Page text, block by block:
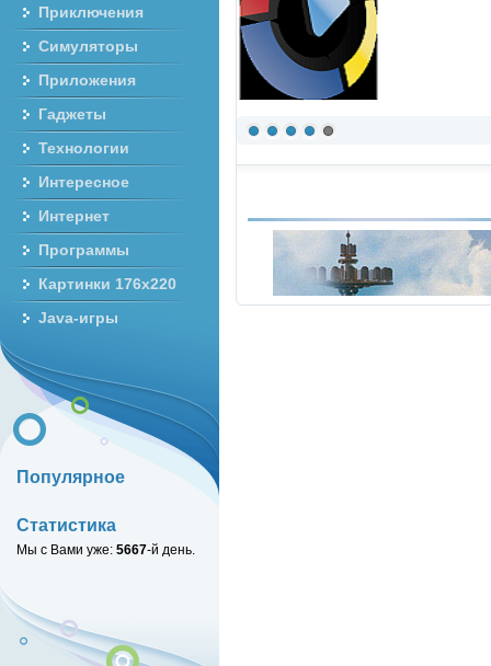
Приключения
Симуляторы
Приложения
Гаджеты
Технологии
Интересное
Интернет
Программы
Картинки 176x220
Java-игры
Популярное
Статистика
Мы с Вами уже: 5667-й день.